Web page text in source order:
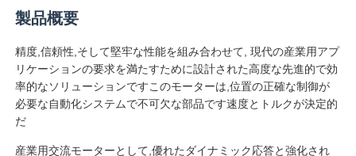
製品概要
精度,信頼性,そして堅牢な性能を組み合わせて, 現代の産業用アプ
リケーションの要求を満たすために設計された高度な先進的で効
率的なソリューションですこのモーターは,位置の正確な制御が
必要な自動化システムで不可欠な部品です速度とトルクが決定的
だ
産業用交流モーターとして,優れたダイナミック応答と強化され